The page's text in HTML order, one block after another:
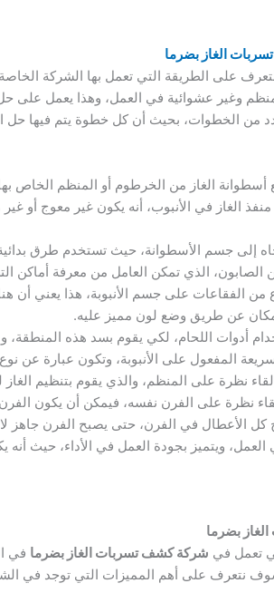
الغاز بضرما
على الطريقة التي تعمل بها الشركة
وغير عشوائية في العمل، وهذا يعمل على
من الخطوات، بحيث أن كل خطوة يتم فيها
أسطوانة الغاز من الخرطوم أو المنظم الخاص
منفذ الغاز في الأنبوب، أنه يكون غير معوج أو
إلى جسم الأسطوانة، حيث تستخدم طرق
الذي تمكن العامل من معرفة أماكن
الفقاعات على جسم الأنبوبة، هذا يعني أن
عن طريق وضع لون مميز عليه.
أدوات اللحام، لكي يقوم بسد هذه المنطقة،
المفعول على الأنبوبة، وتكون عبارة عن
نظرة على المنظم، والذي يقوم بتنظيم الغاز
نظرة على الفرن نفسه، فيمكن أن يكون
كل الأعطال في الفرن، حتى يصبح الفرن جاهز
العمل، ويتميز بجودة العمل في الأداء، حيث
بضرما
تعمل في شركة كشف تسربات الغاز بضرما في
نتعرف على أهم المميزات التي توجد في